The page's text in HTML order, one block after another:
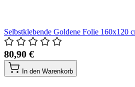
Selbstklebende Goldene Folie 160x120
80,90 €
In den Warenkorb